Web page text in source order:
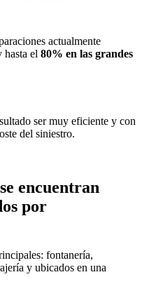
actualmente
hasta el 80% en las grandes
ser muy eficiente y con
del siniestro.
encuentran
por
fontanería,
y ubicados en una